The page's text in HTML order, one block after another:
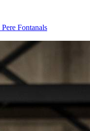
Pere Fontanals